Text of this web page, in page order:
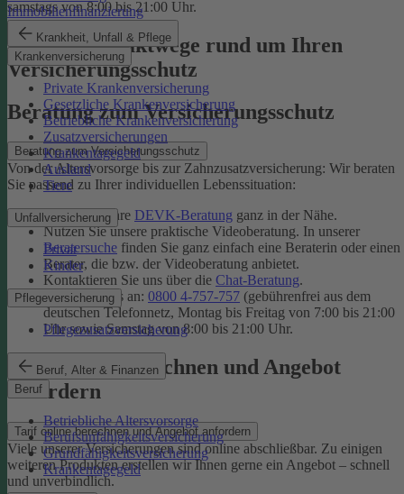
Immobilienfinanzierung
Krankheit, Unfall & Pflege
Krankenversicherung
Private Krankenversicherung
Gesetzliche Krankenversicherung
Betriebliche Krankenversicherung
Zusatzversicherungen
Krankentagegeld
Ausland
Tiere
Unfallversicherung
Privat
Kinder
Pflegeversicherung
Pflegezusatzversicherung
Beruf, Alter & Finanzen
Beruf
Betriebliche Altersvorsorge
Berufsunfähigkeitsversicherung
Grundfähigkeitsversicherung
Krankentagegeld
samstags von 8:00 bis 21:00 Uhr.
Unsere Kontaktwege rund um Ihren
Versicherungsschutz
Beratung zum Versicherungsschutz
Beratung zum Versicherungsschutz
Von der Altersvorsorge bis zur Zahnzusatzversicherung: Wir beraten
Sie passend zu Ihrer individuellen Lebenssituation:
Finden Sie Ihre DEVK-Beratung ganz in der Nähe.
Nutzen Sie unsere praktische Videoberatung. In unserer
Beratersuche finden Sie ganz einfach eine Beraterin oder einen
Berater, die bzw. der Videoberatung anbietet.
Kontaktieren Sie uns über die Chat-Beratung.
Rufen Sie uns an: 0800 4-757-757 (gebührenfrei aus dem
deutschen Telefonnetz, Montag bis Freitag von 7:00 bis 21:00
Uhr sowie Samstag von 8:00 bis 21:00 Uhr.
Tarif online berechnen und Angebot
anfordern
Tarif online berechnen und Angebot anfordern
Viele unserer Versicherungen sind online abschließbar. Zu einigen
weiteren Produkten erstellen wir Ihnen gerne ein Angebot – schnell
und unverbindlich.